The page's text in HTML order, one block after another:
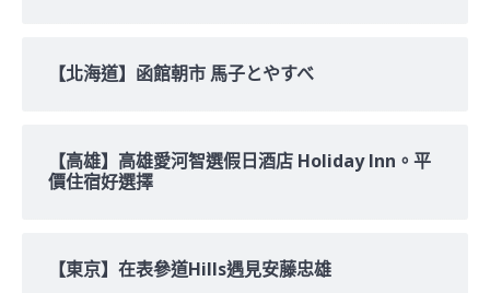
【北海道】函館朝市 馬子とやすべ
【高雄】高雄愛河智選假日酒店 Holiday Inn。平
價住宿好選擇
【東京】在表參道Hills遇見安藤忠雄